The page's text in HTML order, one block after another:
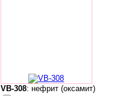
VB-308: нефрит (оксамит)